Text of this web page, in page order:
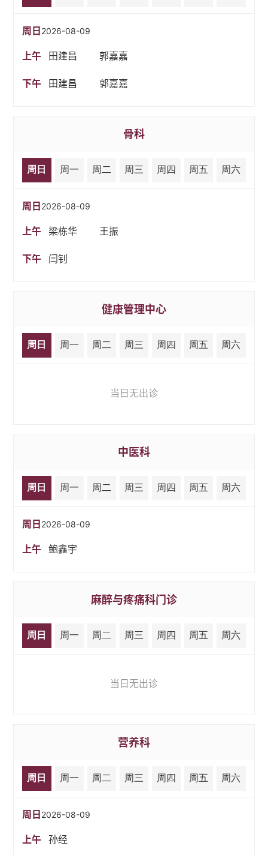
周日 2026-08-09
上午 田建昌 郭嘉嘉
下午 田建昌 郭嘉嘉
骨科
周日 周一 周二 周三 周四 周五 周六
周日 2026-08-09
上午 梁栋华 王振
下午 闫钊
健康管理中心
周日 周一 周二 周三 周四 周五 周六
当日无出诊
中医科
周日 周一 周二 周三 周四 周五 周六
周日 2026-08-09
上午 鲍鑫宇
麻醉与疼痛科门诊
周日 周一 周二 周三 周四 周五 周六
当日无出诊
营养科
周日 周一 周二 周三 周四 周五 周六
周日 2026-08-09
上午 孙经